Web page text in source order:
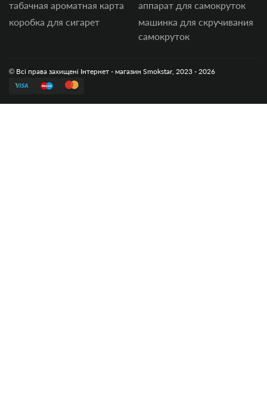
табачная ароматная карта
коробка для сигарет
аппарат для самокруток
машинка для скручивания
самокруток
© Всі права захищені Інтернет - магазин Smokstar, 2023 - 2026